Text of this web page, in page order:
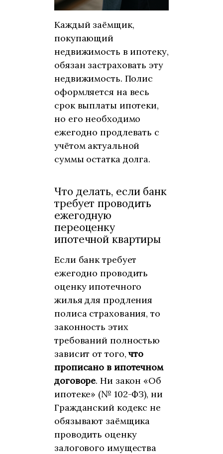
Каждый заёмщик,
покупающий
недвижимость в ипотеку,
обязан застраховать эту
недвижимость. Полис
оформляется на весь
срок выплаты ипотеки,
но его необходимо
ежегодно продлевать с
учётом актуальной
суммы остатка долга.
Что делать, если банк
требует проводить
ежегодную
переоценку
ипотечной квартиры
Если банк требует
ежегодно проводить
оценку ипотечного
жилья для продления
полиса страхования, то
законность этих
требований полностью
зависит от того,что
прописано в ипотечном
договоре. Ни закон «Об
ипотеке» (№ 102-ФЗ), ни
Гражданский кодекс не
обязывают заёмщика
проводить оценку
залогового имущества